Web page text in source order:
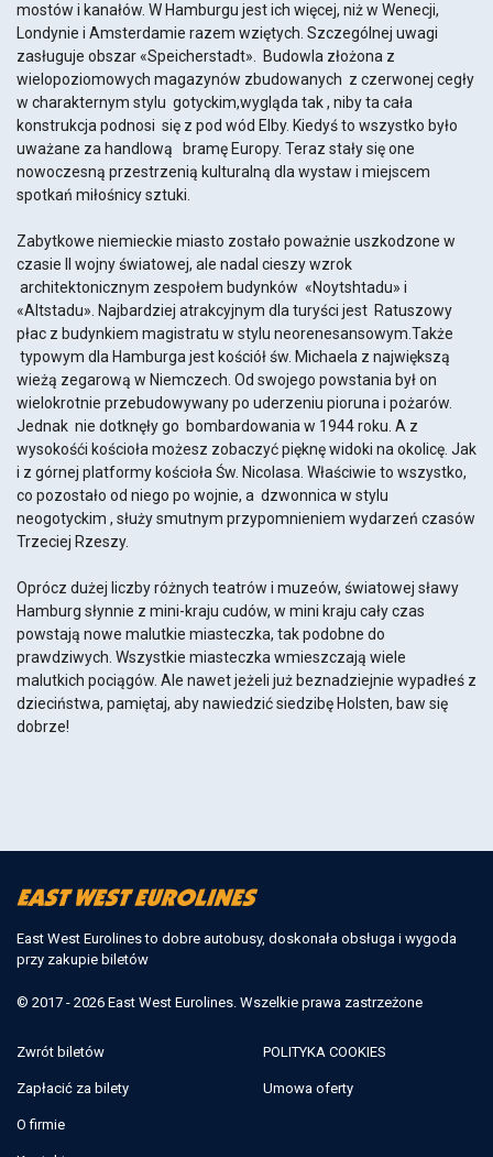
mostów i kanałów. W Hamburgu jest ich więcej, niż w Wenecji,
Londynie i Amsterdamie razem wziętych. Szczególnej uwagi
zasługuje obszar «Speicherstadt». Budowla złożona z
wielopoziomowych magazynów zbudowanych z czerwonej cegły
w charakternym stylu gotyckim,wygląda tak , niby ta cała
konstrukcja podnosi się z pod wód Elby. Kiedyś to wszystko było
uważane za handlową bramę Europy. Teraz stały się one
nowoczesną przestrzenią kulturalną dla wystaw i miejscem
spotkań miłośnicy sztuki.
Zabytkowe niemieckie miasto zostało poważnie uszkodzone w
czasie II wojny światowej, ale nadal cieszy wzrok
architektonicznym zespołem budynków «Noytshtadu» i
«Altstadu». Najbardziej atrakcyjnym dla turyści jest Ratuszowy
płac z budynkiem magistratu w stylu neorenesansowym.Także
typowym dla Hamburga jest kościół św. Michaela z największą
wieżą zegarową w Niemczech. Od swojego powstania był on
wielokrotnie przebudowywany po uderzeniu pioruna i pożarów.
Jednak nie dotknęły go bombardowania w 1944 roku. A z
wysokośći kościoła możesz zobaczyć pięknę widoki na okolicę. Jak
i z górnej platformy kościoła Św. Nicolasa. Właściwie to wszystko,
co pozostało od niego po wojnie, a dzwonnica w stylu
neogotyckim , służy smutnym przypomnieniem wydarzeń czasów
Trzeciej Rzeszy.
Oprócz dużej liczby różnych teatrów i muzeów, światowej sławy
Hamburg słynnie z mini-kraju cudów, w mini kraju cały czas
powstają nowe malutkie miasteczka, tak podobne do
prawdziwych. Wszystkie miasteczka wmieszczają wiele
malutkich pociągów. Ale nawet jeżeli już beznadziejnie wypadłeś z
dzieciństwa, pamiętaj, aby nawiedzić siedzibę Holsten, baw się
dobrze!
East West Eurolines to dobre autobusy, doskonała obsługa i wygoda
przy zakupie biletów
© 2017 - 2026 East West Eurolines. Wszelkie prawa zastrzeżone
Zwrót biletów
Zapłacić za bilety
O firmie
POLITYKA COOKIES
Umowa oferty